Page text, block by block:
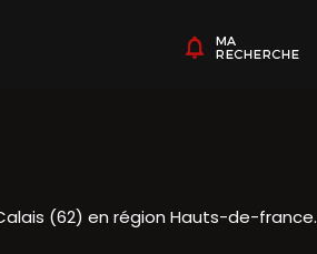
(62) en région Hauts-de-france.